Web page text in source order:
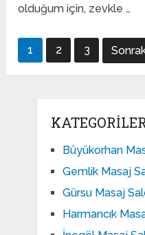
olduğum için, zevkle …
Yazı
1 2 3
Büyükorhan
Gemlik Masaj
Gürsu Masaj
Harmancık